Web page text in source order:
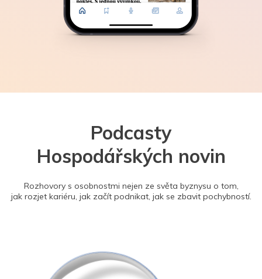
Podcasty
Hospodářských novin
Rozhovory s osobnostmi nejen ze světa byznysu o tom,
jak rozjet kariéru, jak začít podnikat, jak se zbavit pochybností.